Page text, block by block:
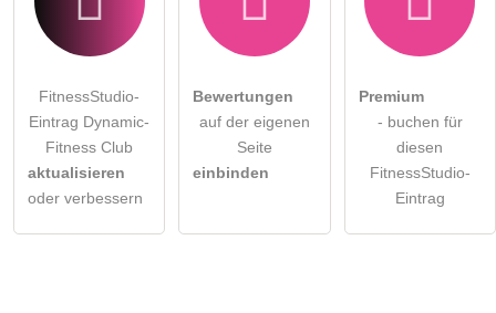
FitnessStudio-
Eintrag Dynamic-
Fitness Club
aktualisieren
oder verbessern
Bewertungen
auf der eigenen
Seite
einbinden
Premium
- buchen für
diesen
FitnessStudio-
Eintrag